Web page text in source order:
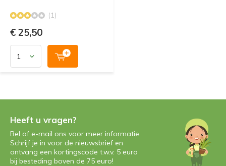
(1)
€ 25,50
Heeft u vragen?
Bel of e-mail ons voor meer informatie.
Schrijf je in voor de nieuwsbrief en
ontvang een kortingscode t.w.v. 5 euro
bij besteding boven de 75 euro!